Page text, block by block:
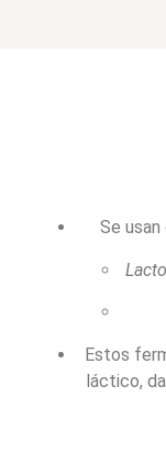
Se
Estos
láctico,